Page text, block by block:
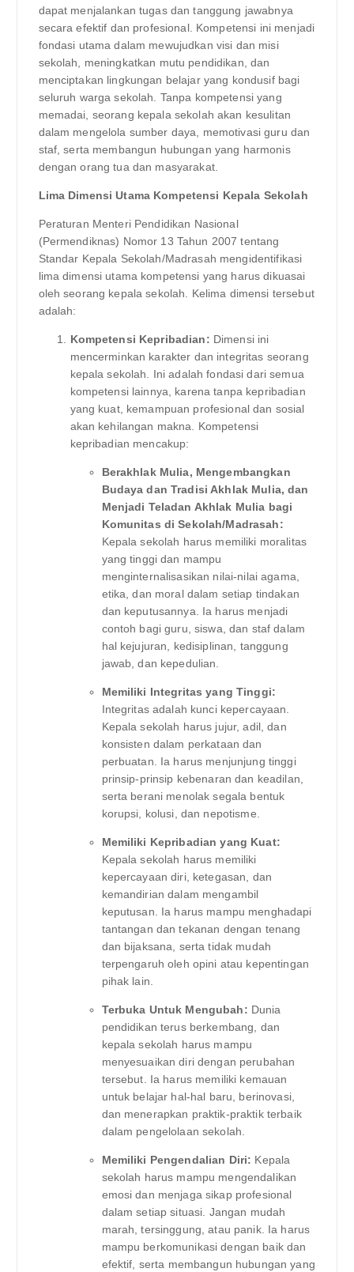
dapat menjalankan tugas dan tanggung jawabnya
secara efektif dan profesional. Kompetensi ini menjadi
fondasi utama dalam mewujudkan visi dan misi
sekolah, meningkatkan mutu pendidikan, dan
menciptakan lingkungan belajar yang kondusif bagi
seluruh warga sekolah. Tanpa kompetensi yang
memadai, seorang kepala sekolah akan kesulitan
dalam mengelola sumber daya, memotivasi guru dan
staf, serta membangun hubungan yang harmonis
dengan orang tua dan masyarakat.
Lima Dimensi Utama Kompetensi Kepala Sekolah
Peraturan Menteri Pendidikan Nasional
(Permendiknas) Nomor 13 Tahun 2007 tentang
Standar Kepala Sekolah/Madrasah mengidentifikasi
lima dimensi utama kompetensi yang harus dikuasai
oleh seorang kepala sekolah. Kelima dimensi tersebut
adalah:
Kompetensi Kepribadian: Dimensi ini
mencerminkan karakter dan integritas seorang
kepala sekolah. Ini adalah fondasi dari semua
kompetensi lainnya, karena tanpa kepribadian
yang kuat, kemampuan profesional dan sosial
akan kehilangan makna. Kompetensi
kepribadian mencakup:
Berakhlak Mulia, Mengembangkan
Budaya dan Tradisi Akhlak Mulia, dan
Menjadi Teladan Akhlak Mulia bagi
Komunitas di Sekolah/Madrasah:
Kepala sekolah harus memiliki moralitas
yang tinggi dan mampu
menginternalisasikan nilai-nilai agama,
etika, dan moral dalam setiap tindakan
dan keputusannya. Ia harus menjadi
contoh bagi guru, siswa, dan staf dalam
hal kejujuran, kedisiplinan, tanggung
jawab, dan kepedulian.
Memiliki Integritas yang Tinggi:
Integritas adalah kunci kepercayaan.
Kepala sekolah harus jujur, adil, dan
konsisten dalam perkataan dan
perbuatan. Ia harus menjunjung tinggi
prinsip-prinsip kebenaran dan keadilan,
serta berani menolak segala bentuk
korupsi, kolusi, dan nepotisme.
Memiliki Kepribadian yang Kuat:
Kepala sekolah harus memiliki
kepercayaan diri, ketegasan, dan
kemandirian dalam mengambil
keputusan. Ia harus mampu menghadapi
tantangan dan tekanan dengan tenang
dan bijaksana, serta tidak mudah
terpengaruh oleh opini atau kepentingan
pihak lain.
Terbuka Untuk Mengubah: Dunia
pendidikan terus berkembang, dan
kepala sekolah harus mampu
menyesuaikan diri dengan perubahan
tersebut. Ia harus memiliki kemauan
untuk belajar hal-hal baru, berinovasi,
dan menerapkan praktik-praktik terbaik
dalam pengelolaan sekolah.
Memiliki Pengendalian Diri: Kepala
sekolah harus mampu mengendalikan
emosi dan menjaga sikap profesional
dalam setiap situasi. Jangan mudah
marah, tersinggung, atau panik. Ia harus
mampu berkomunikasi dengan baik dan
efektif, serta membangun hubungan yang